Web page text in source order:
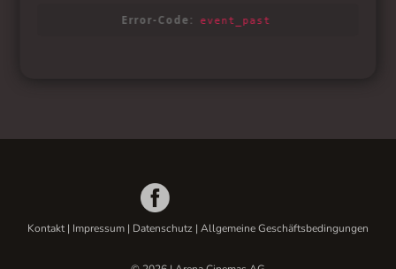
Kontakt| Impressum | Datenschutz | Allgemeine Geschäftsbedingungen